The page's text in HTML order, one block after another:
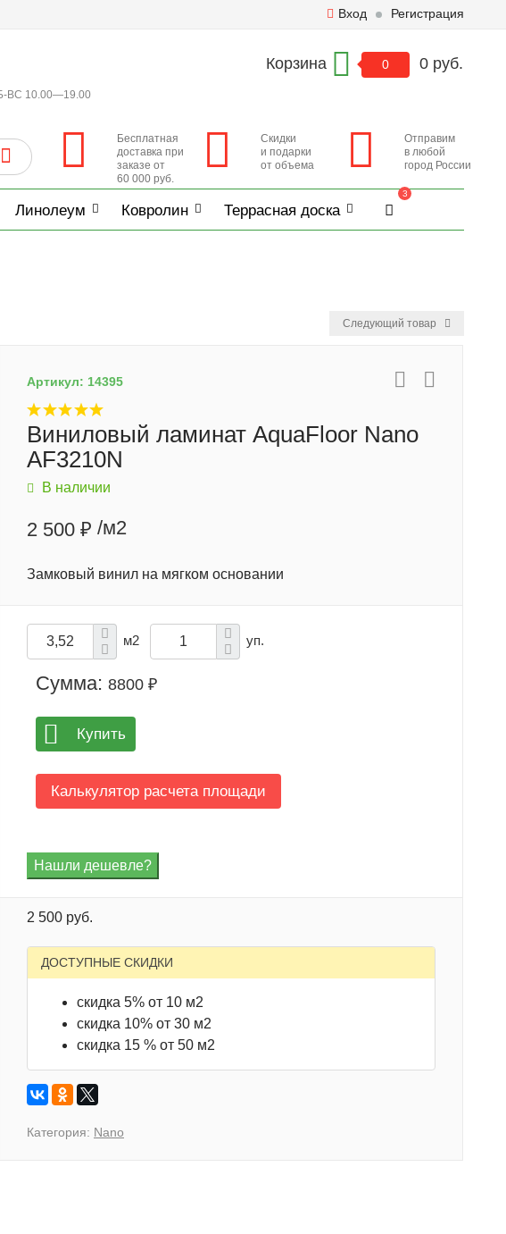
Вход Регистрация
ВС 10.00—19.00
Корзина 0 0 руб.
Бесплатная
доставка при
заказе от
60 000 руб.
Скидки
и подарки
от объема
Отправим
в любой
город России
Линолеум Ковролин Террасная доска
3
Следующий товар
Артикул: 14395
Виниловый ламинат AquaFloor Nano
AF3210N
В наличии
2 500 ₽ /м2
Замковый винил на мягком основании
м2 уп.
Сумма: 8800 ₽
Купить
Калькулятор расчета площади
2 500 руб.
ДОСТУПНЫЕ СКИДКИ
скидка 5% от 10 м2
скидка 10% от 30 м2
скидка 15 % от 50 м2
Категория: Nano